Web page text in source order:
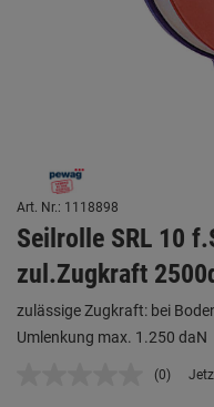
Art. Nr.: 1118898
Seilrolle SRL 10
zul.Zugkraft
zulässige Zugkraft: bei
Umlenkung max. 1.250 daN
Kein
(0)